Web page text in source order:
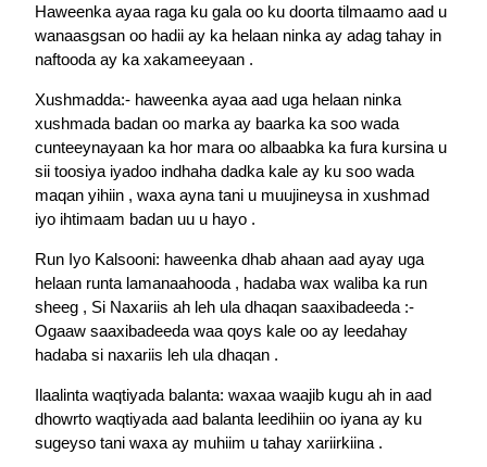
Haweenka ayaa raga ku gala oo ku doorta tilmaamo aad u
wanaasgsan oo hadii ay ka helaan ninka ay adag tahay in
naftooda ay ka xakameeyaan .
Xushmadda:- haweenka ayaa aad uga helaan ninka
xushmada badan oo marka ay baarka ka soo wada
cunteeynayaan ka hor mara oo albaabka ka fura kursina u
sii toosiya iyadoo indhaha dadka kale ay ku soo wada
maqan yihiin , waxa ayna tani u muujineysa in xushmad
iyo ihtimaam badan uu u hayo .
Run Iyo Kalsooni: haweenka dhab ahaan aad ayay uga
helaan runta lamanaahooda , hadaba wax waliba ka run
sheeg , Si Naxariis ah leh ula dhaqan saaxibadeeda :-
Ogaaw saaxibadeeda waa qoys kale oo ay leedahay
hadaba si naxariis leh ula dhaqan .
Ilaalinta waqtiyada balanta: waxaa waajib kugu ah in aad
dhowrto waqtiyada aad balanta leedihiin oo iyana ay ku
sugeyso tani waxa ay muhiim u tahay xariirkiina .